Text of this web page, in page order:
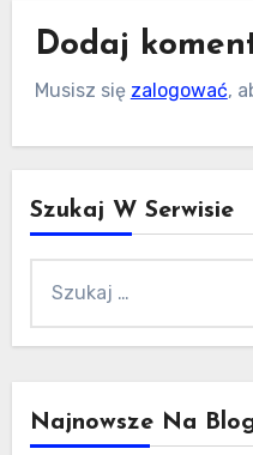
Dodaj
Musisz się zalogować,
Szukaj W Serwisie
Najnowsze Na